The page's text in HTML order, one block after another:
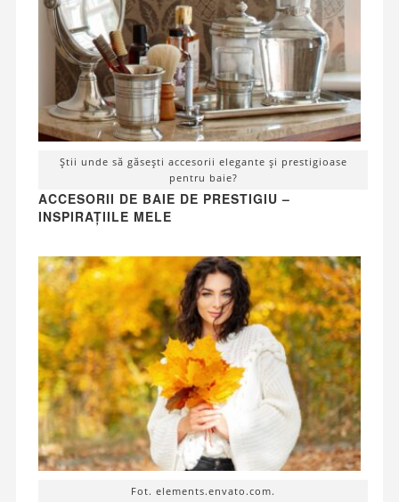
Știi unde să găsești accesorii elegante și prestigioase
pentru baie?
ACCESORII DE BAIE DE PRESTIGIU –
INSPIRAȚIILE MELE
Fot. elements.envato.com.